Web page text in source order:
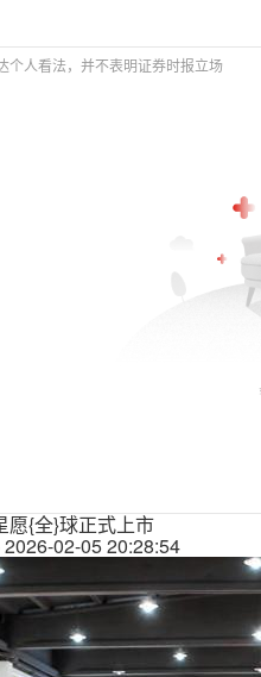
个人看法，并不表明证券时报立场
愿{全}球正式上市
2026-02-05 20:28:54